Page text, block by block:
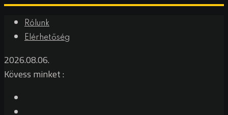
Rólunk
Elérhetőség
2026.08.06.
Kövess minket :